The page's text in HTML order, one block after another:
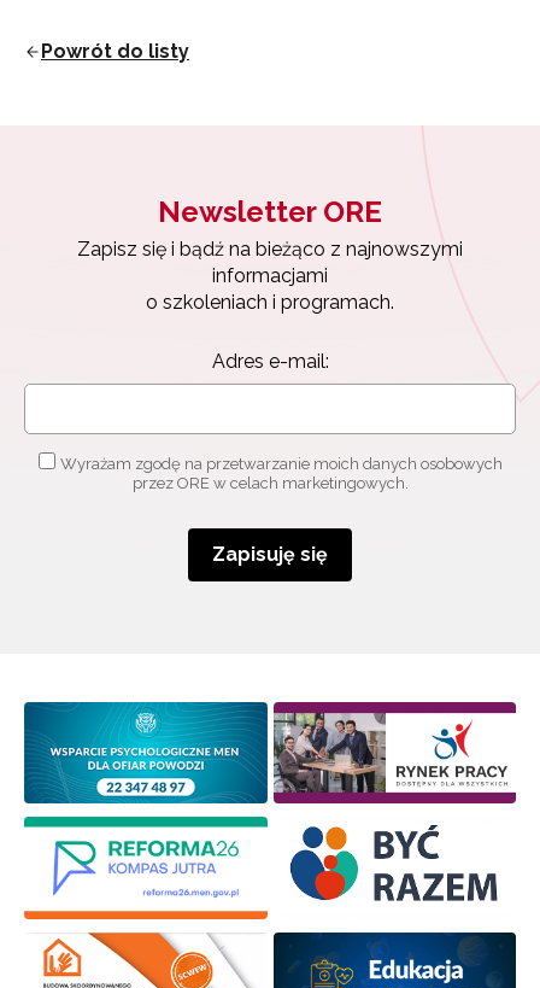
Powrót do listy
Newsletter ORE
Zapisz się i bądź na bieżąco z najnowszymi
informacjami
o szkoleniach i programach.
Adres e-mail:
Wyrażam zgodę na przetwarzanie moich danych osobowych
przez ORE w celach marketingowych.
Zapisuję się
Wyrażam zgodę na przetwarzanie moich danych